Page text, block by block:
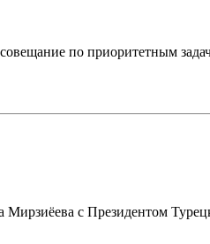
по приоритетным
Мирзиёева с Президентом